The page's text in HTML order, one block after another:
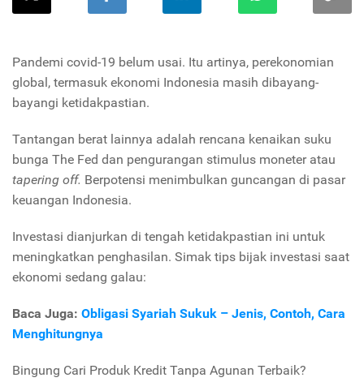
Pandemi covid-19 belum usai. Itu artinya, perekonomian
global, termasuk ekonomi Indonesia masih dibayang-
bayangi ketidakpastian.
Tantangan berat lainnya adalah rencana kenaikan suku
bunga The Fed dan pengurangan stimulus moneter atau
tapering off. Berpotensi menimbulkan guncangan di pasar
keuangan Indonesia.
Investasi dianjurkan di tengah ketidakpastian ini untuk
meningkatkan penghasilan. Simak tips bijak investasi saat
ekonomi sedang galau:
Baca Juga: Obligasi Syariah Sukuk – Jenis, Contoh, Cara
Menghitungnya
Bingung Cari Produk Kredit Tanpa Agunan Terbaik?